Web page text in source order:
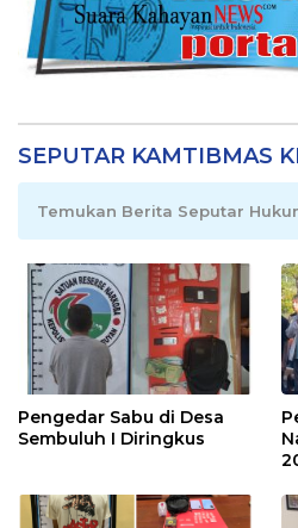
SEPUTAR KAMTIBMAS
Temukan Berita Seputar
Pengedar Sabu di Desa
Sembuluh I Diringkus